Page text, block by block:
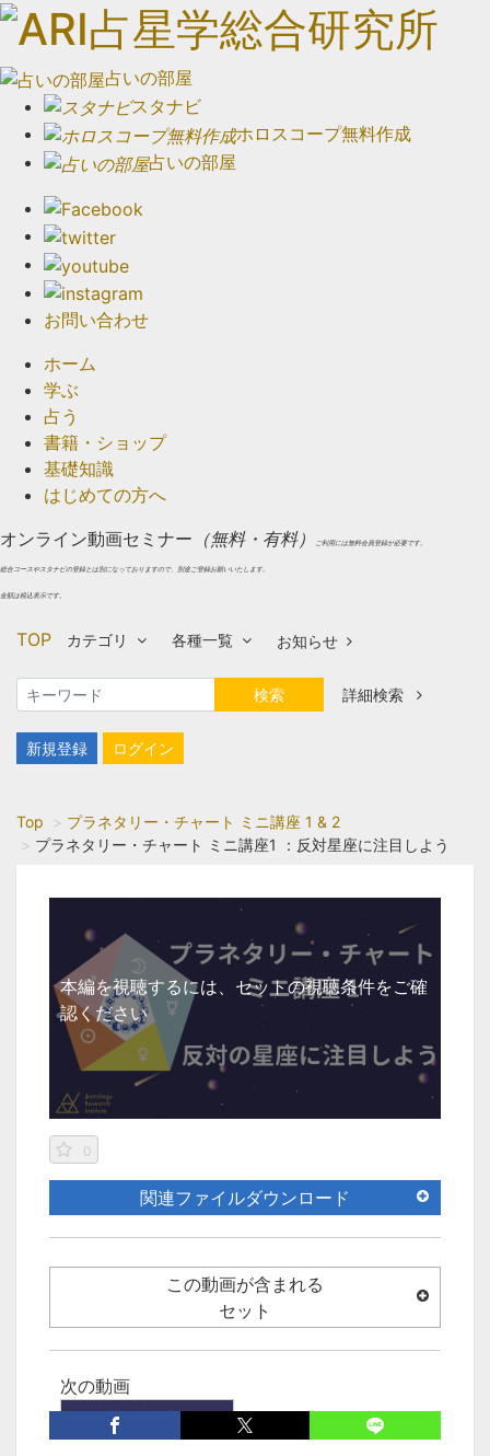
占いの部屋
スタナビ
ホロスコープ無料作成
占いの部屋
お問い合わせ
ホーム
学ぶ
占う
書籍・ショップ
基礎知識
はじめての方へ
オンライン動画セミナー （無料・有料） ご利用には無料会員登録が必要です。
総合コースやスタナビの登録とは別になっておりますので、別途ご登録お願いいたします。
金額は税込表示です。
TOP カテゴリ 各種一覧 お知らせ
検索 詳細検索
新規登録 ログイン
Top
プラネタリー・チャート ミニ講座 1 & 2
プラネタリー・チャート ミニ講座1 ：反対星座に注目しよう
本編を視聴するには、セットの視聴条件をご確
認ください
0
関連ファイルダウンロード
この動画が含まれる
セット
次の動画